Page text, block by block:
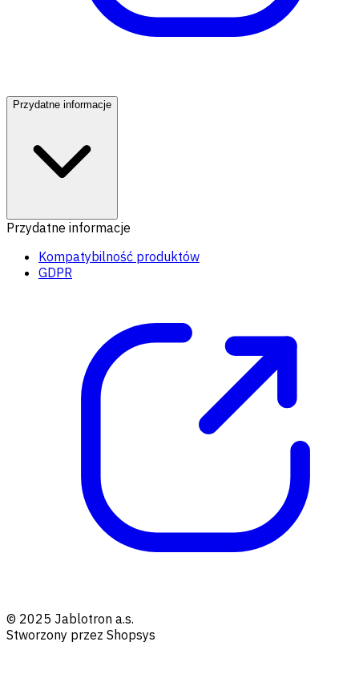
Przydatne informacje
Przydatne informacje
Kompatybilność produktów
GDPR
© 2025 Jablotron a.s.
Stworzony przez Shopsys